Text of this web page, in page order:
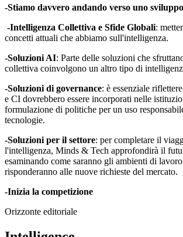
-Stiamo davvero andando verso uno
-Intelligenza Collettiva e Sfide Globali:
concetti attuali che abbiamo sull'intelligenza.
-Soluzioni AI: Parte delle soluzioni che
collettiva coinvolgono un altro tipo di
-Soluzioni di governance: è essenziale
e CI dovrebbero essere incorporati nelle
formulazione di politiche per un uso
tecnologie.
-Soluzioni per il settore: per completare il
l'intelligenza, Minds & Tech approfondirà il
esaminando come saranno gli ambienti di
risponderanno alle nuove richieste del mercato.
-Inizia la competizione
Orizzonte editoriale